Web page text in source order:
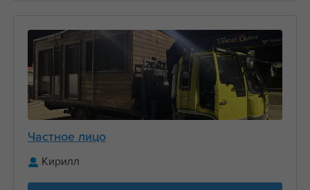
Частное лицо
Кирилл